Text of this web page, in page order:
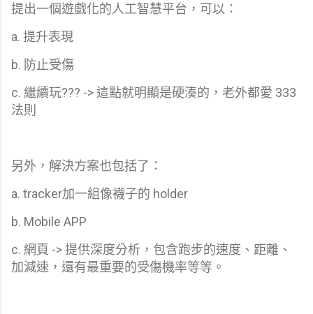
提出一個遊戲化的人工智慧平台，可以：
a. 提升表現
b. 防止受傷
c. 繼續玩??? -> 這點就明顯是硬湊的，老外都愛 333
法則
另外，解決方案也包括了：
a. tracker加一組像襪子的 holder
b. Mobile APP
c. 網頁 -> 提供深度分析，包含跑步的速度、距離、
加減速，還有最重要的受傷機率等等。